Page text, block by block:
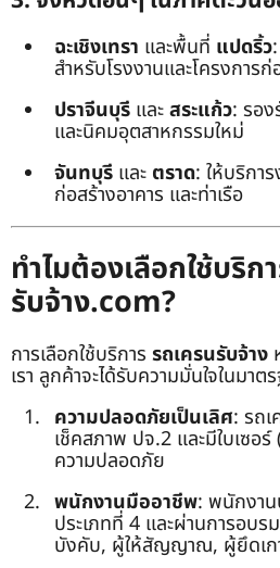
ฉะเชิงเทรา และพื้นที่ แปดริ้ว
สำหรับโรงงานและโครงการก่
ปราจีนบุรี และสระแก้ว: รอ
และนิคมอุตสาหกรรมใหม่
จันทบุรี และ ตราด: ให้บริกา
ก่อสร้างอาคาร และท่าเรือ
ทำไมต้องเลือกใช้บริก
รับจ้าง.com?
การเลือกใช้บริการ รถเครนรับจ้าง
เรา ลูกค้าจะได้รับความมั่นใจในมาต
ความปลอดภัยเป็นเลิศ: รถ
เช็คสภาพ ปจ.2 และมีใบเซอ
ความปลอดภัย
พนักงานมืออาชีพ: พนักงา
ประเภทที่ 4 และผ่านการอบ
บังคับ, ผู้ให้สัญญาณ, ผู้ยึดเก